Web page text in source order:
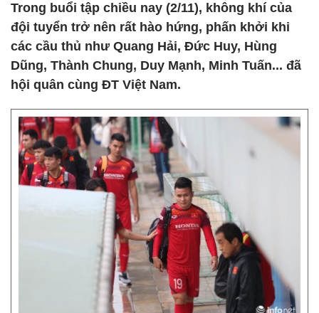
Trong buổi tập chiều nay (2/11), không khí của
đội tuyển trở nên rất hào hứng, phấn khởi khi
các cầu thủ như Quang Hải, Đức Huy, Hùng
Dũng, Thành Chung, Duy Mạnh, Minh Tuấn... đã
hội quân cùng ĐT Việt Nam.